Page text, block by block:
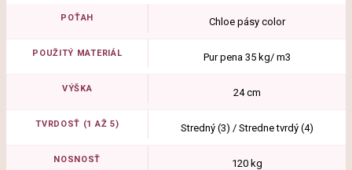
POŤAH Chloe pásy color
POUŽITÝ MATERIÁL Pur pena 35 kg/ m3
VÝŠKA 24 cm
TVRDOSŤ (1 AŽ 5) Stredný (3) / Stredne tvrdý (4)
NOSNOSŤ 120 kg